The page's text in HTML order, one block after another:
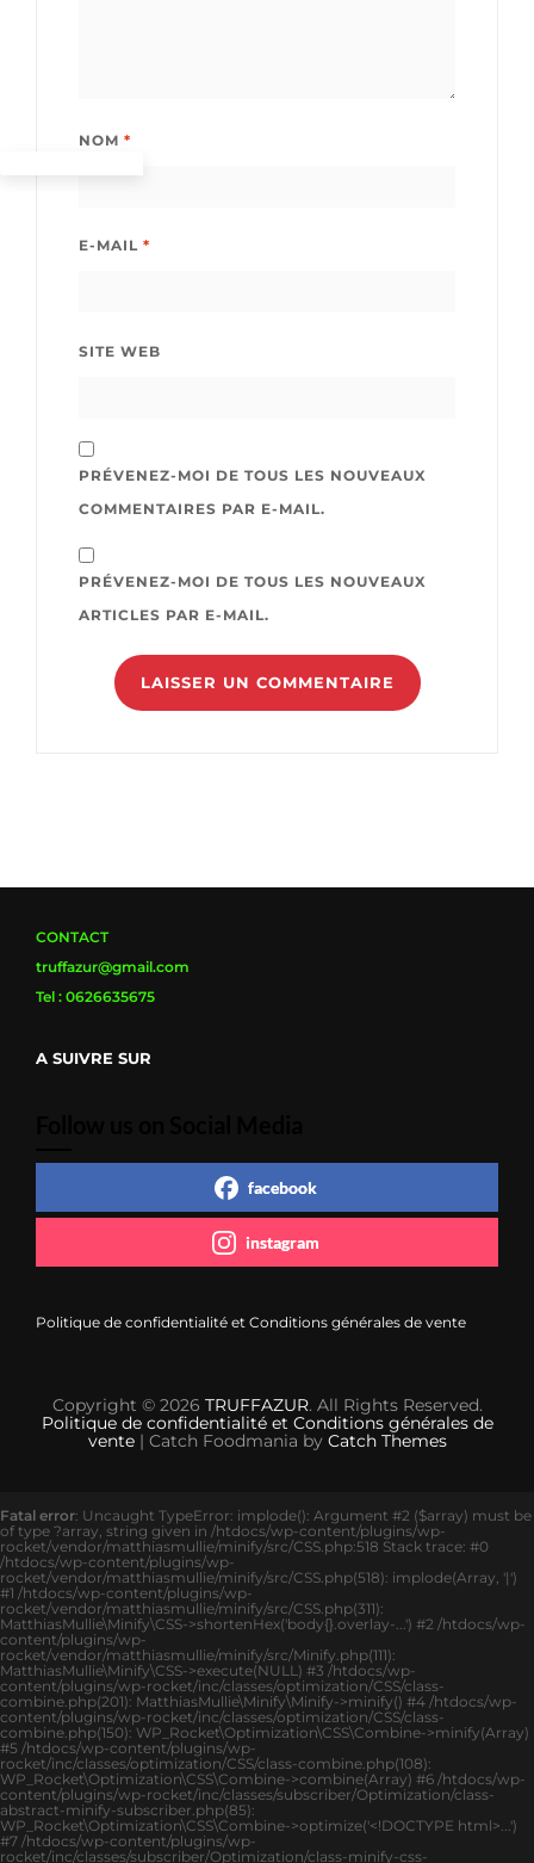
NOM *
E-MAIL *
SITE WEB
PRÉVENEZ-MOI DE TOUS LES NOUVEAUX
COMMENTAIRES PAR E-MAIL.
PRÉVENEZ-MOI DE TOUS LES NOUVEAUX
ARTICLES PAR E-MAIL.
CONTACT
truffazur@gmail.com
Tel : 0626635675
A SUIVRE SUR
facebook
instagram
Politique de confidentialité et Conditions générales de vente
Copyright © 2026 TRUFFAZUR. All Rights Reserved.
Politique de confidentialité et Conditions générales de
vente| Catch Foodmania by Catch Themes
Fatal error: Uncaught TypeError: implode(): Argument #2 ($array) must be
of type ?array, string given in /htdocs/wp-content/plugins/wp-
rocket/vendor/matthiasmullie/minify/src/CSS.php:518 Stack trace: #0
/htdocs/wp-content/plugins/wp-
rocket/vendor/matthiasmullie/minify/src/CSS.php(518): implode(Array, '|')
#1 /htdocs/wp-content/plugins/wp-
rocket/vendor/matthiasmullie/minify/src/CSS.php(311):
MatthiasMullie\Minify\CSS->shortenHex('body{}.overlay-...') #2 /htdocs/wp-
content/plugins/wp-
rocket/vendor/matthiasmullie/minify/src/Minify.php(111):
MatthiasMullie\Minify\CSS->execute(NULL) #3 /htdocs/wp-
content/plugins/wp-rocket/inc/classes/optimization/CSS/class-
combine.php(201): MatthiasMullie\Minify\Minify->minify() #4 /htdocs/wp-
content/plugins/wp-rocket/inc/classes/optimization/CSS/class-
combine.php(150): WP_Rocket\Optimization\CSS\Combine->minify(Array)
#5 /htdocs/wp-content/plugins/wp-
rocket/inc/classes/optimization/CSS/class-combine.php(108):
WP_Rocket\Optimization\CSS\Combine->combine(Array) #6 /htdocs/wp-
content/plugins/wp-rocket/inc/classes/subscriber/Optimization/class-
abstract-minify-subscriber.php(85):
WP_Rocket\Optimization\CSS\Combine->optimize('<!DOCTYPE html>...')
#7 /htdocs/wp-content/plugins/wp-
rocket/inc/classes/subscriber/Optimization/class-minify-css-